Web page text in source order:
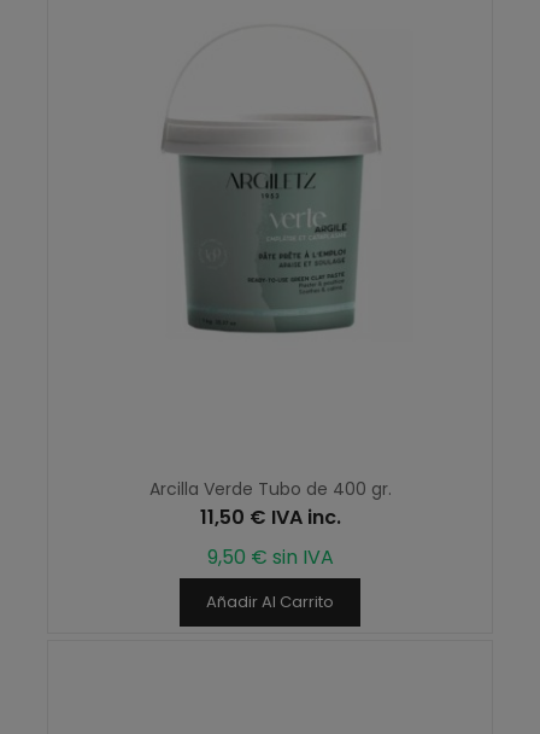
Arcilla Verde Tubo de 400 gr.
11,50 € IVA inc.
9,50 € sin IVA
Añadir Al Carrito